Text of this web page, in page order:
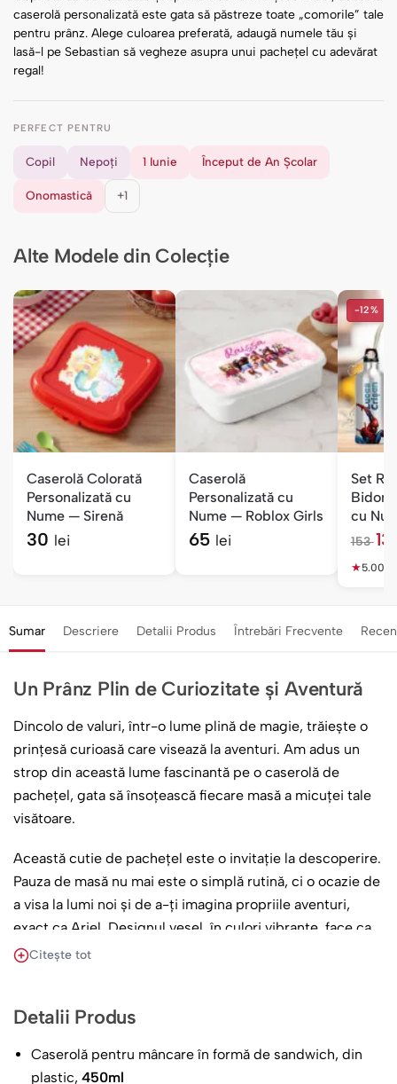
caserolă personalizată este gata să păstreze toate „comorile” tale
pentru prânz. Alege culoarea preferată, adaugă numele tău și
lasă-l pe Sebastian să vegheze asupra unui pachețel cu adevărat
regal!
PERFECT PENTRU
Copil Nepoți 1 Iunie Început de An Școlar
Onomastică +1
Alte Modele din Colecție
Caserolă Colorată
Personalizată cu
Nume — Sirenă
30 lei
Caserolă
Personalizată cu
Nume — Roblox Girls
65 lei
-12%
Set
Bidon
cu
—
153
e
★5.00
Sumar Descriere Detalii Produs Întrebări Frecvente
Un Prânz Plin de Curiozitate și Aventură
Dincolo de valuri, într-o lume plină de magie, trăiește o
prințesă curioasă care visează la aventuri. Am adus un
strop din această lume fascinantă pe o caserolă de
pachețel, gata să însoțească fiecare masă a micuței tale
visătoare.
Această cutie de pachețel este o invitație la descoperire.
Pauza de masă nu mai este o simplă rutină, ci o ocazie de
a visa la lumi noi și de a-ți imagina propriile aventuri,
exact ca Ariel. Designul vesel, în culori vibrante, face ca
orice masă să fie mai gustoasă.
Cu părul ei roșu ca focul și zâmbetul plin de speranță,
Ariel, alături de simpaticul Sebastian, devine gardianul de
încredere al pachețelului. Ilustrația de înaltă calitate, pe
Citește tot
Detalii Produs
Caserolă pentru mâncare în formă de sandwich, din
plastic, 450ml